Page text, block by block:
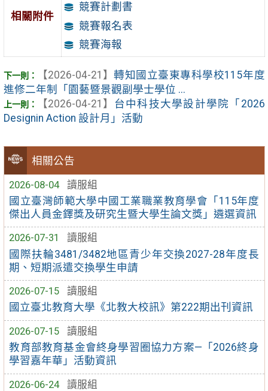
相關公告
2026-08-04
讀服組
國立臺灣師範大學中國工業職業教育學會「115年度
傑出人員金鐸獎及研究生暨大學生論文獎」遴選資訊
2026-07-31
讀服組
國際扶輪3481/3482地區青少年交換2027-28年度長
期、短期派遣交換學生申請
2026-07-15
讀服組
國立臺北教育大學《北教大校訊》第222期出刊資訊
2026-07-15
讀服組
教育部教育基金會終身學習圈協力方案—「2026終身
學習嘉年華」活動資訊
2026-06-24
讀服組
相關附件
競賽計劃書
競賽報名表
競賽海報
【2026-04-21】 轉知國立臺東專科學校115年度
進修二年制「園藝暨景觀副學士學位 ...
【2026-04-21】
台中科技大學設計學院「2026
Designin Action 設計月」活動